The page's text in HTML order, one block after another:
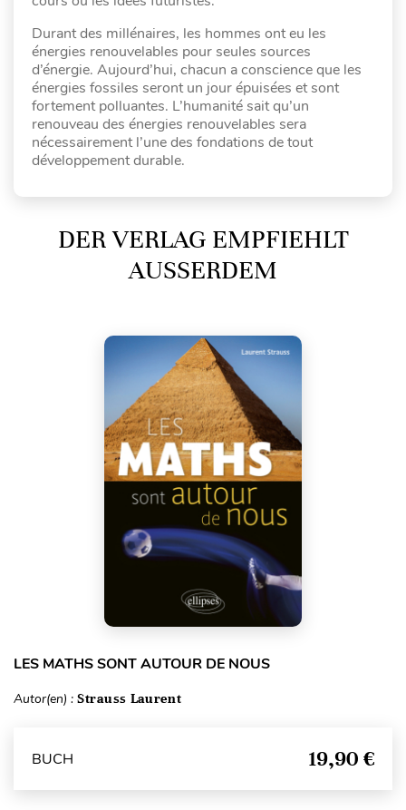
Durant des millénaires, les hommes ont eu les
énergies renouvelables pour seules sources
d’énergie. Aujourd’hui, chacun a conscience que les
énergies fossiles seront un jour épuisées et sont
fortement polluantes. L’humanité sait qu’un
renouveau des énergies renouvelables sera
nécessairement l’une des fondations de tout
développement durable.
DER VERLAG EMPFIEHLT
AUSSERDEM
LES MATHS SONT AUTOUR DE NOUS
Autor(en) : Strauss Laurent
BUCH 19,90 €